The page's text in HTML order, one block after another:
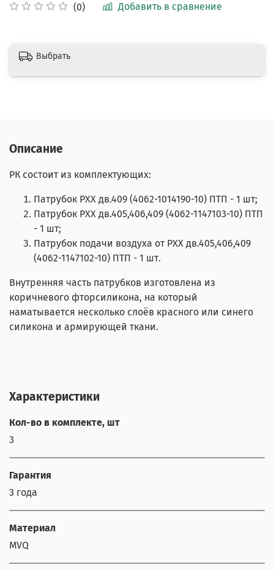
(0) Добавить в сравнение
Выбрать
Описание
РК состоит из комплектующих:
Патрубок РХХ дв.409 (4062-1014190-10) ПТП - 1 шт;
Патрубок РХХ дв.405,406,409 (4062-1147103-10) ПТП
- 1 шт;
Патрубок подачи воздуха от РХХ дв.405,406,409
(4062-1147102-10) ПТП - 1 шт.
Внутренняя часть патрубков изготовлена из
коричневого фторсиликона, на который
наматывается несколько слоёв красного или синего
силикона и армирующей ткани.
Характеристики
Кол-во в комплекте, шт
3
Гарантия
3 года
Материал
MVQ